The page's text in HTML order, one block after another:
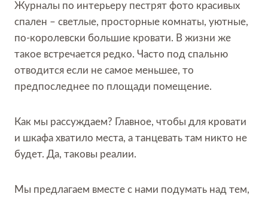
Журналы по интерьеру пестрят фото красивых
спален – светлые, просторные комнаты, уютные,
по-королевски большие кровати. В жизни же
такое встречается редко. Часто под спальню
отводится если не самое меньшее, то
предпоследнее по площади помещение.
Как мы рассуждаем? Главное, чтобы для кровати
и шкафа хватило места, а танцевать там никто не
будет. Да, таковы реалии.
Мы предлагаем вместе с нами подумать над тем,